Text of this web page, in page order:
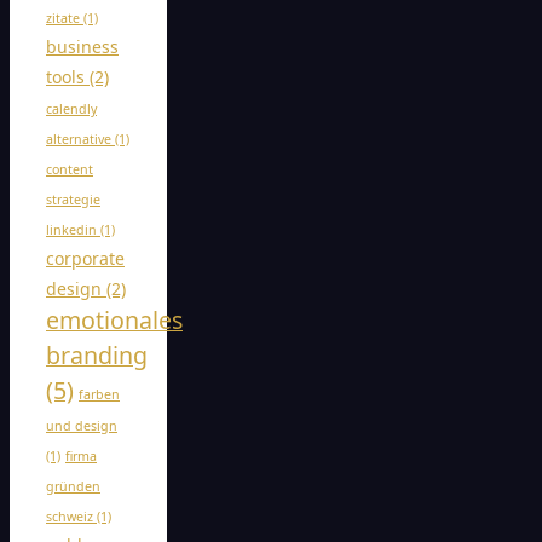
zitate (1)
business
tools (2)
calendly
alternative (1)
content
strategie
linkedin (1)
corporate
design (2)
emotionales
branding
(5) farben
und design
(1) firma
gründen
schweiz (1)